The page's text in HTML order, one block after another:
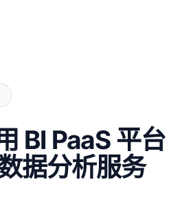
BI PaaS 平台
据分析服务